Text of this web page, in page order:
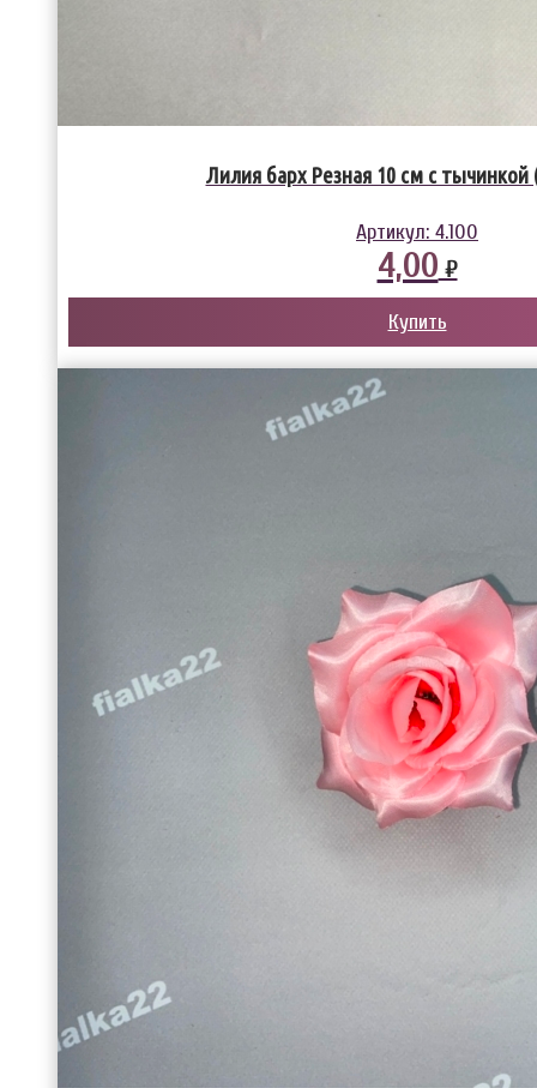
Лилия барх Резная 10 см с тычинкой
Артикул: 4.100
4,00 ₽
Купить